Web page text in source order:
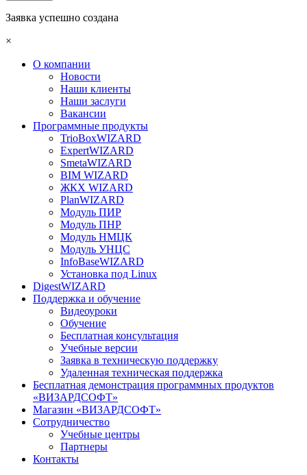
Заявка успешно создана
×
О компании
Новости
Наши клиенты
Наши заслуги
Вакансии
Программные продукты
TrioBoxWIZARD
ExpertWIZARD
SmetaWIZARD
BIM WIZARD
ЖКХ WIZARD
PlanWIZARD
Модуль ПИР
Модуль ПНР
Модуль НМЦК
Модуль УНЦС
InfoBaseWIZARD
Установка под Linux
DigestWIZARD
Поддержка и обучение
Видеоуроки
Обучение
Бесплатная консультация
Учебные версии
Заявка в техническую поддержку
Удаленная техническая поддержка
Бесплатная демонстрация программных продуктов
«ВИЗАРДСОФТ»
Магазин «ВИЗАРДСОФТ»
Сотрудничество
Учебные центры
Партнеры
Контакты